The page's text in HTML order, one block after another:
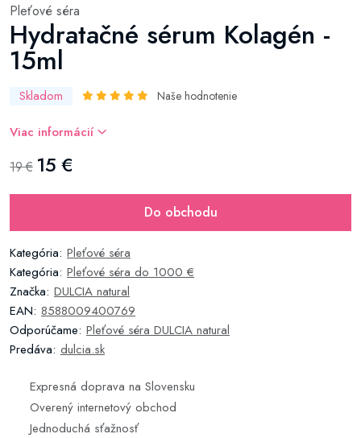
Pleťové séra
Hydratačné sérum Kolagén -
15ml
Skladom Naše hodnotenie
Viac informácií
19 € 15 €
Do obchodu
Kategória: Pleťové séra
Kategória: Pleťové séra do 1000 €
Značka: DULCIA natural
EAN: 8588009400769
Odporúčame: Pleťové séra DULCIA natural
Predáva: dulcia.sk
Expresná doprava na Slovensku
Overený internetový obchod
Jednoduchá sťažnosť